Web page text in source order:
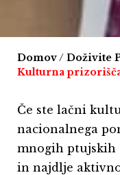
Domov/ Doživite
Kulturna
Če ste lačni
nacionalnega
mnogih ptujskih
in najdlje